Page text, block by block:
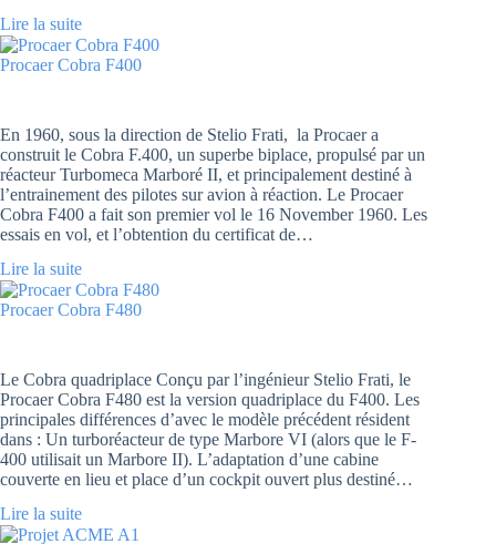
Lire la suite
Procaer Cobra F400
En 1960, sous la direction de Stelio Frati, la Procaer a
construit le Cobra F.400, un superbe biplace, propulsé par un
réacteur Turbomeca Marboré II, et principalement destiné à
l’entrainement des pilotes sur avion à réaction. Le Procaer
Cobra F400 a fait son premier vol le 16 November 1960. Les
essais en vol, et l’obtention du certificat de…
Lire la suite
Procaer Cobra F480
Le Cobra quadriplace Conçu par l’ingénieur Stelio Frati, le
Procaer Cobra F480 est la version quadriplace du F400. Les
principales différences d’avec le modèle précédent résident
dans : Un turboréacteur de type Marbore VI (alors que le F-
400 utilisait un Marbore II). L’adaptation d’une cabine
couverte en lieu et place d’un cockpit ouvert plus destiné…
Lire la suite